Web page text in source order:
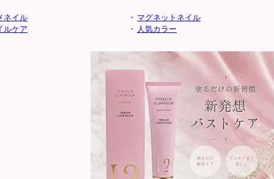
ネイル ・ マグネットネイル
ルケア
・ 人気カラー